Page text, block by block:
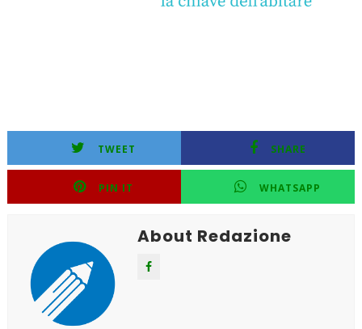
TWEET SHARE
PIN IT WHATSAPP
About Redazione